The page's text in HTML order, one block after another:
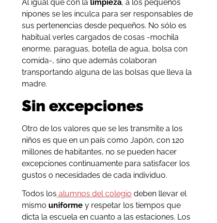
Al igual que con la limpieza, a los pequeños
nipones se les inculca para ser responsables de
sus pertenencias desde pequeños. No sólo es
habitual verles cargados de cosas -mochila
enorme, paraguas, botella de agua, bolsa con
comida-, sino que además colaboran
transportando alguna de las bolsas que lleva la
madre.
Sin excepciones
Otro de los valores que se les transmite a los
niños es que en un país como Japón, con 120
millones de habitantes, no se pueden hacer
excepciones continuamente para satisfacer los
gustos o necesidades de cada individuo.
Todos los alumnos del colegio deben llevar el
mismo uniformey respetar los tiempos que
dicta la escuela en cuanto a las estaciones. Los